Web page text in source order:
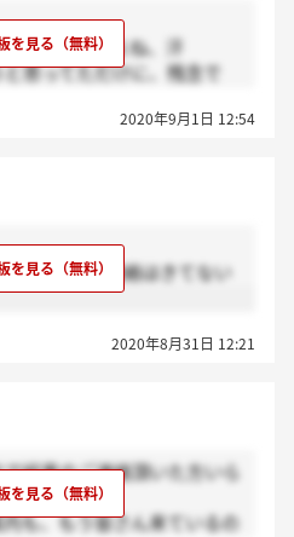
絡来てますよね、汗
思ってただけに、残念で
2020年9月1日 12:54
が結果のご連絡はきてない
2020年8月31日 12:21
結果のご連絡頂いた方いら
！
も、もう皆さん来ているの